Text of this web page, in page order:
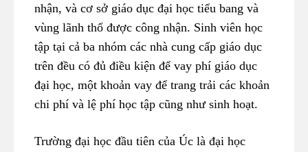
nhận, và cơ sở giáo dục đại học tiểu bang và
vùng lãnh thổ được công nhận. Sinh viên học
tập tại cả ba nhóm các nhà cung cấp giáo dục
trên đều có đủ điều kiện để vay phí giáo dục
đại học, một khoản vay để trang trải các khoản
chi phí và lệ phí học tập cũng như sinh hoạt.
Trường đại học đầu tiên của Úc là đại học